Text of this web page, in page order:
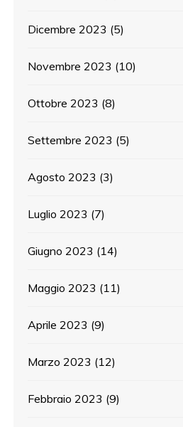
Dicembre 2023 (5)
Novembre 2023 (10)
Ottobre 2023 (8)
Settembre 2023 (5)
Agosto 2023 (3)
Luglio 2023 (7)
Giugno 2023 (14)
Maggio 2023 (11)
Aprile 2023 (9)
Marzo 2023 (12)
Febbraio 2023 (9)